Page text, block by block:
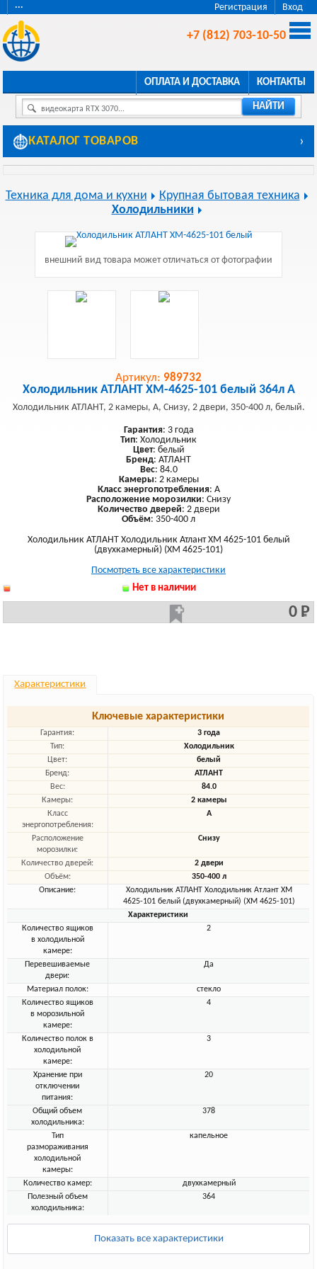
Регистрация Вход
···
+7 (812) 703-10-50
ОПЛАТА И ДОСТАВКА КОНТАКТЫ
видеокарта RTX 3070... НАЙТИ
КАТАЛОГ ТОВАРОВ ›
Техника для дома и кухни
Крупная бытовая техника
Холодильники
внешний вид товара может отличаться от фотографии
Артикул: 989732
Холодильник АТЛАНТ XM-4625-101 белый 364л A
Холодильник АТЛАНТ, 2 камеры, A, Снизу, 2 двери, 350-400 л, белый.
Гарантия: 3 года
Тип: Холодильник
Цвет: белый
Бренд: АТЛАНТ
Вес: 84.0
Камеры: 2 камеры
Класс энергопотребления: A
Расположение морозилки: Снизу
Количество дверей: 2 двери
Объём: 350-400 л
Холодильник АТЛАНТ Холодильник Атлант ХМ 4625-101 белый
(двухкамерный) (ХМ 4625-101)
Посмотреть все характеристики
Нет в наличии
0 Р
Характеристики
Ключевые характеристики
Гарантия:
3 года
Тип:
Холодильник
Цвет:
белый
Бренд:
АТЛАНТ
Вес:
84.0
Камеры:
2 камеры
Класс
энергопотребления:
A
Расположение
морозилки:
Снизу
Количество дверей:
2 двери
Объём:
350-400 л
Описание:
Холодильник АТЛАНТ Холодильник Атлант ХМ
4625-101 белый (двухкамерный) (ХМ 4625-101)
Характеристики
Количество ящиков
в холодильной
камере:
2
Перевешиваемые
двери:
Да
Материал полок:
стекло
Количество ящиков
в морозильной
камере:
4
Количество полок в
холодильной
камере:
3
Хранение при
отключении
питания:
20
Общий объем
холодильника:
378
Тип
размораживания
холодильной
камеры:
капельное
Количество камер:
двухкамерный
Полезный объем
холодильника:
364
Показать все характеристики